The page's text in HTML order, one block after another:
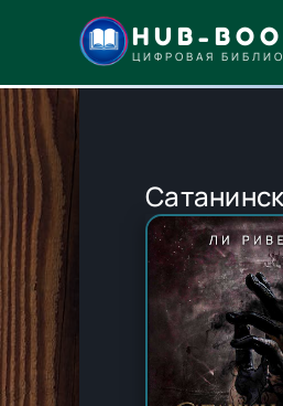
HUB-
ЦИФРОВАЯ